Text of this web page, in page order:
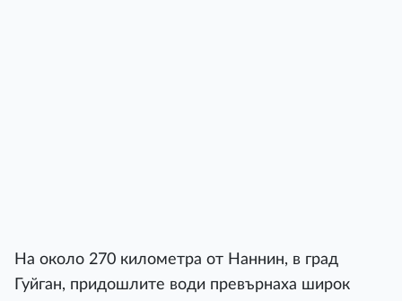
На около 270 километра от Наннин, в град
Гуйган, придошлите води превърнаха широк